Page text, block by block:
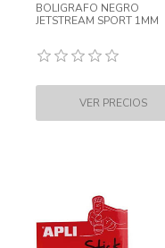
BOLIGRAFO NEGRO
JETSTREAM SPORT 1MM